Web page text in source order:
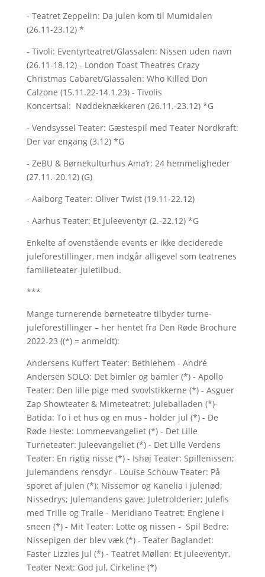
- Teatret Zeppelin: Da julen kom til Mumidalen
(26.11-23.12) *
- Tivoli: Eventyrteatret/Glassalen: Nissen uden navn
(26.11-18.12) - London Toast Theatres Crazy
Christmas Cabaret/Glassalen: Who Killed Don
Calzone (15.11.22-14.1.23) - Tivolis
Koncertsal: Nøddeknækkeren (26.11.-23.12) *G
- Vendsyssel Teater: Gæstespil med Teater Nordkraft:
Der var engang (3.12) *G
- ZeBU & Børnekulturhus Ama’r: 24 hemmeligheder
(27.11.-20.12) (G)
- Aalborg Teater: Oliver Twist (19.11-22.12)
- Aarhus Teater: Et Juleeventyr (2.-22.12) *G
Enkelte af ovenstående events er ikke deciderede
juleforestillinger, men indgår alligevel som teatrenes
familieteater-juletilbud.
***
Mange turnerende børneteatre tilbyder turne-
juleforestillinger – her hentet fra Den Røde Brochure
2022-23 ((*) = anmeldt):
Andersens Kuffert Teater: Bethlehem - André
Andersen SOLO: Det bimler og bamler (*) - Apollo
Teater: Den lille pige med svovlstikkerne (*) - Asguer
Zap Showteater & Mimeteatret: Juleballaden (*)-
Batida: To i et hus og en mus - holder jul (*) - De
Røde Heste: Lommeevangeliet (*) - Det Lille
Turneteater: Juleevangeliet (*) - Det Lille Verdens
Teater: En rigtig nisse (*) - Ishøj Teater: Spillenissen;
Julemandens rensdyr - Louise Schouw Teater: På
sporet af julen (*); Nissemor og Kanelia i julenød;
Nissedrys; Julemandens gave; Juletrolderier; Julefis
med Trille og Tralle - Meridiano Teatret: Englene i
sneen (*) - Mit Teater: Lotte og nissen - Spil Bedre:
Nissepigen der blev væk (*) - Teater Baglandet:
Faster Lizzies Jul (*) - Teatret Møllen: Et juleeventyr,
Teater Next: God jul, Cirkeline (*)